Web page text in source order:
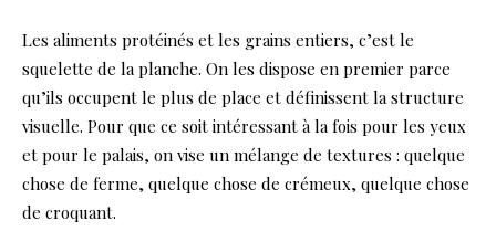
Les aliments protéinés et les grains entiers, c’est le
squelette de la planche. On les dispose en premier parce
qu’ils occupent le plus de place et définissent la structure
visuelle. Pour que ce soit intéressant à la fois pour les yeux
et pour le palais, on vise un mélange de textures : quelque
chose de ferme, quelque chose de crémeux, quelque chose
de croquant.